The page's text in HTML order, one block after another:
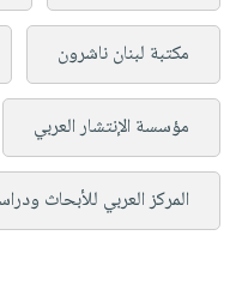
مكتبة لبنان ناشرون
مؤسسة الإنتشار العربي
المركز العربي للأبحاث